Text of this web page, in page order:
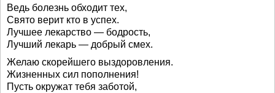
Ведь болезнь обходит тех,
Свято верит кто в успех.
Лучшее лекарство — бодрость,
Лучший лекарь — добрый смех.
Желаю скорейшего выздоровления.
Жизненных сил пополнения!
Пусть окружат тебя заботой,